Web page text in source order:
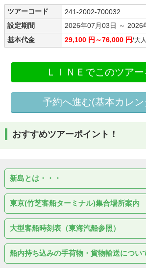
ツアーコード
241-2002-700032
設定期間
2026年07月03日 ～ 2026
基本代金
29,100 円～76,000 円/大
ＬＩＮＥでこのツア
予約へ進む(基本カレ
おすすめツアーポイント！
新島とは・・・
東京(竹芝客船ターミナル)集合場所案内
大型客船時刻表（東海汽船参照）
船内持ち込みの手荷物・貨物輸送につい